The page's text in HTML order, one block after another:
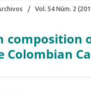
/ Vol. 54 Núm. 2
composition
Colombian